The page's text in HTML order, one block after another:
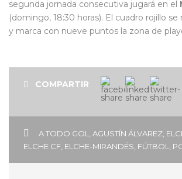
segunda jornada consecutiva jugará en el
(domingo, 18:30 horas). El cuadro rojillo
y marca con nueve puntos la zona de
COMPARTIR
A TODO GOL AGUSTÍN ÁLVAREZ
ELCHE CF ELCHE-MIRANDÉS FÚTBOL